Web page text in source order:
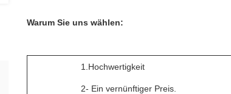
Warum Sie uns wählen:
1.Hochwertigkeit
2- Ein vernünftiger Preis.